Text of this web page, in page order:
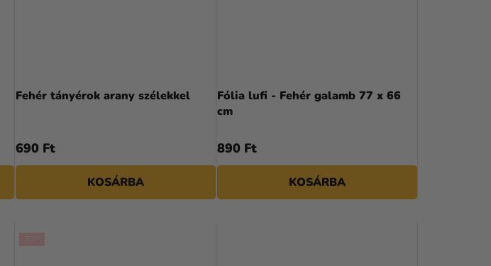
Fehér tányérok arany szélekkel
690 Ft
KOSÁRBA
Fólia lufi - Fehér galamb 77 x 66
cm
890 Ft
KOSÁRBA